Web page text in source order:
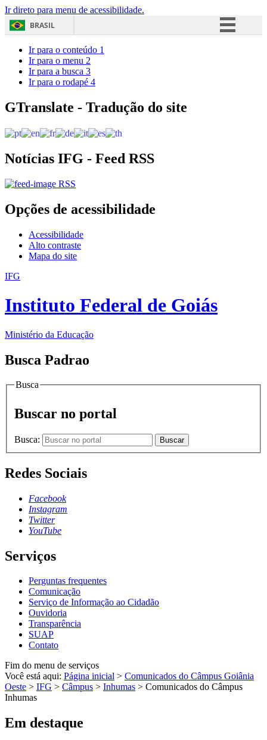
Ir direto para menu de acessibilidade.
BRASIL
Acesso à informação
Ir para o conteúdo 1
Ir para o menu 2
Ir para a busca 3
Ir para o rodapé 4
GTranslate - Tradução do site
Notícias IFG - Feed RSS
RSS
Opções de acessibilidade
Acessibilidade
Alto contraste
Mapa do site
IFG
Instituto Federal de Goiás
Ministério da Educação
Busca Padrao
Busca
Buscar no portal
Busca: Buscar
Redes Sociais
Facebook
Instagram
Twitter
YouTube
Serviços
Perguntas frequentes
Comunicação
Serviço de Informação ao Cidadão
Ouvidoria
Transparência
SUAP
Contato
Fim do menu de serviços
Você está aqui: Página inicial > Comunicados do Câmpus Goiânia
Oeste > IFG > Câmpus > Inhumas > Comunicados do Câmpus
Inhumas
Em destaque